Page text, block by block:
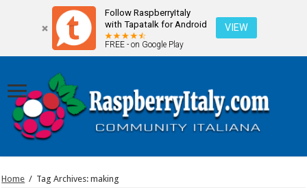
Follow RaspberryItaly
with Tapatalk for Android
FREE - on Google Play
VIEW
Home / Tag Archives: making